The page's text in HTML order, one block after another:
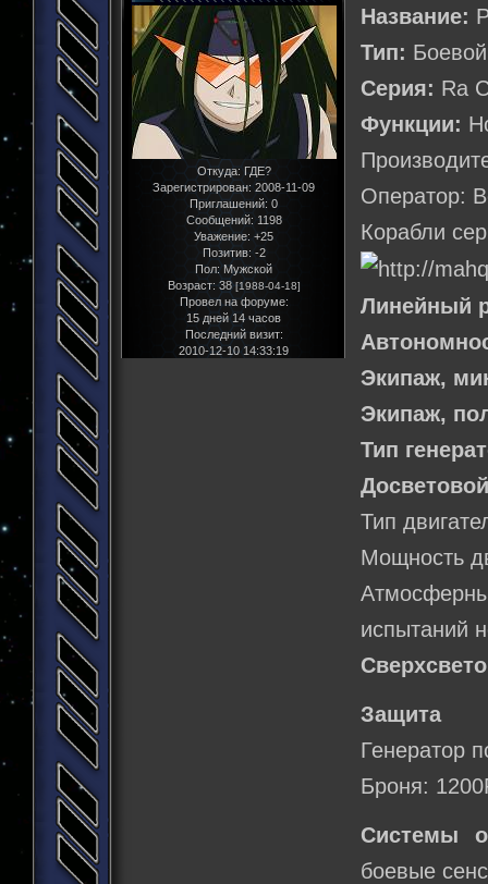
Откуда: ГДЕ?
Зарегистрирован: 2008-11-09
Приглашений: 0
Сообщений: 1198
Уважение: +25
Позитив: -2
Пол: Мужской
Возраст: 38[1988-04-18]
Провел на форуме:
15 дней 14 часов
Последний визит:
2010-12-10 14:33:19
Название:
Тип:
Серия: Ra
Функции:
Оператор:
Корабли
Линейный
Экипаж,
Экипаж,
Тип
Тип
Мощность
испытаний
Защита
Генератор
Броня:
Системы
боевые